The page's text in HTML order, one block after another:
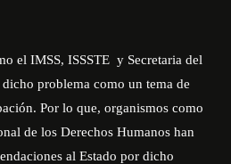
el IMSS, ISSSTE y Secretaria del
problema como un tema de
Por lo que, organismos como
de los Derechos Humanos han
al Estado por dicho